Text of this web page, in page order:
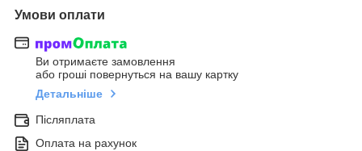
Умови оплати
Ви отримаєте замовлення
або гроші повернуться на вашу картку
Детальніше
Післяплата
Оплата на рахунок